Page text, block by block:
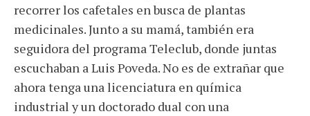
recorrer los cafetales en busca de plantas
medicinales. Junto a su mamá, también era
seguidora del programa Teleclub, donde juntas
escuchaban a Luis Poveda. No es de extrañar que
ahora tenga una licenciatura en química
industrial y un doctorado dual con una